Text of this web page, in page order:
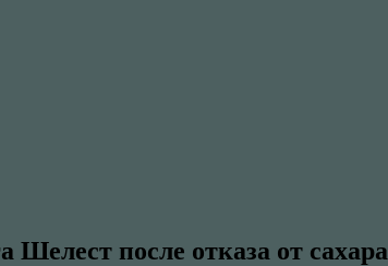
после отказа от сахара